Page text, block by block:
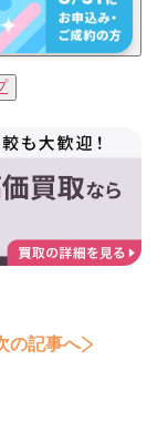
の記事へ